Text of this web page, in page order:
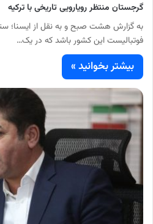
گرجستان منتظر رویارویی تاریخی با ترکیه
به گزارش هشت صبح و به نقل از ایسنا؛
فوتبالیست این کشور باشد که در یک…
بیشتر بخوانید »